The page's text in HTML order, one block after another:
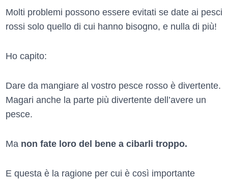
Molti problemi possono essere evitati se date ai pesci
rossi solo quello di cui hanno bisogno, e nulla di più!
Ho capito:
Dare da mangiare al vostro pesce rosso è divertente.
Magari anche la parte più divertente dell’avere un
pesce.
Ma non fate loro del bene a cibarli troppo.
E questa è la ragione per cui è così importante